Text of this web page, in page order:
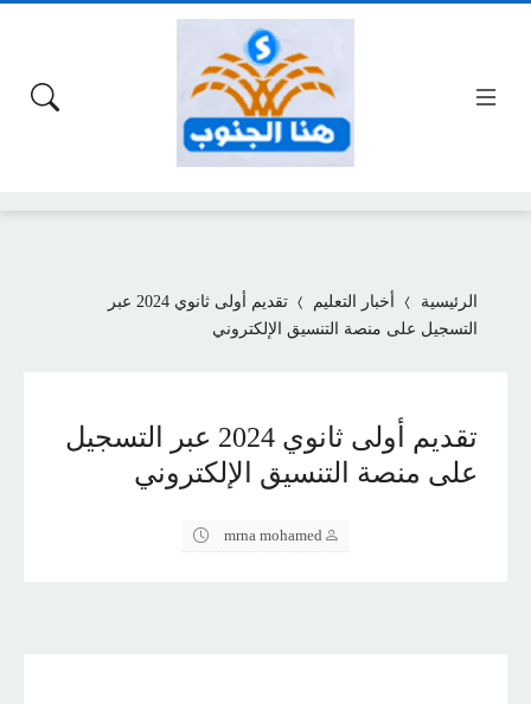
الرئيسية أخبار التعليم
تقديم أولى ثانوي 2024 عبر
التسجيل على منصة التنسيق الإلكتروني
تقديم أولى ثانوي 2024 عبر التسجيل
على منصة التنسيق الإلكتروني
mrna mohamed